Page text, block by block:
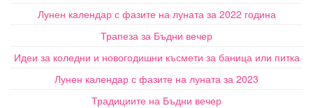
Лунен календар с фазите на луната за 2022 година
Трапеза за Бъдни вечер
Идеи за коледни и новогодишни късмети за баница или питка
Лунен календар с фазите на луната за 2023
Традициите на Бъдни вечер